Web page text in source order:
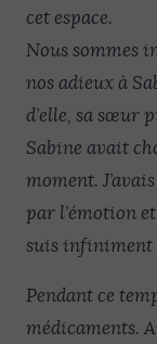
cet espace.
Nous sommes
nos adieux à
d’elle, sa sœur
Sabine avait
moment.
par l’émotion
suis infiniment
Pendant ce
médicaments.